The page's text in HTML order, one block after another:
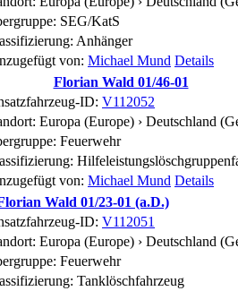
SEG/KatS
Anhänger
von: Michael Mund Details
Florian Wald 01/46-01
ID: V112052
Europa (Europe) › Deutschland
Feuerwehr
von: Michael Mund Details
Wald 01/23-01 (a.D.)
ID: V112051
Europa (Europe) › Deutschland
Feuerwehr
Tanklöschfahrzeug